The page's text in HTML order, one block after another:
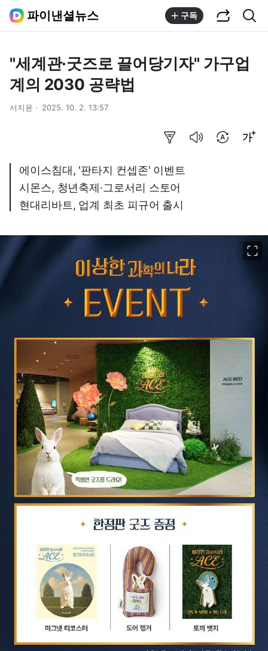
파이낸셜뉴스 구독
"세계관·굿즈로 끌어당기자" 가구업
계의 2030 공략법
서지윤 2025. 10. 2. 13:57
에이스침대, '판타지 컨셉존' 이벤트
시몬스, 청년축제·그로서리 스토어
현대리바트, 업계 최초 피규어 출시